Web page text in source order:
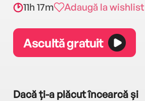
11h 17m Adaugă la wishlist
Ascultă gratuit
Dacă ți-a plăcut încearcă și